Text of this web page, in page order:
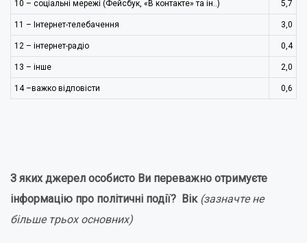
10 – соціальні мережі (Фейсбук, «В контакте» та ін..) 5,7
11 – Інтернет-телебачення 3,0
12 – інтернет-радіо 0,4
13 – інше 2,0
14 –важко відповісти 0,6
З яких джерел особисто Ви переважно отримуєте
інформацію про політичні події? Вік (зазначте не
більше трьох основних)